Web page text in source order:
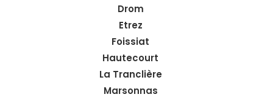
Drom
Etrez
Foissiat
Hautecourt
La Tranclière
Marsonnas